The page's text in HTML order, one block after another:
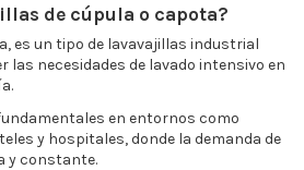
de cúpula o capota?
es un tipo de lavavajillas industrial
las necesidades de lavado intensivo en
en entornos como
y hospitales, donde la demanda de
y constante.